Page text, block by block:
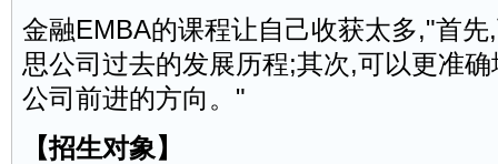
金融EMBA的课程让自己收获太多,"首
思公司过去的发展历程;其次,可以更准
公司前进的方向。"
【招生对象】